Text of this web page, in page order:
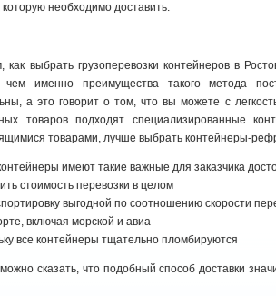
необходимо доставить.
как выбрать грузоперевозки контейнеров в
чем именно преимущества такого метода
а это говорит о том, что вы можете с
товаров подходят специализированные
товарами, лучше выбрать контейнеры-
имеют такие важные для заказчика
стоимость перевозки в целом
выгодной по соотношению скорости
включая морской и авиа
все контейнеры тщательно пломбируются
сказать, что подобный способ доставки